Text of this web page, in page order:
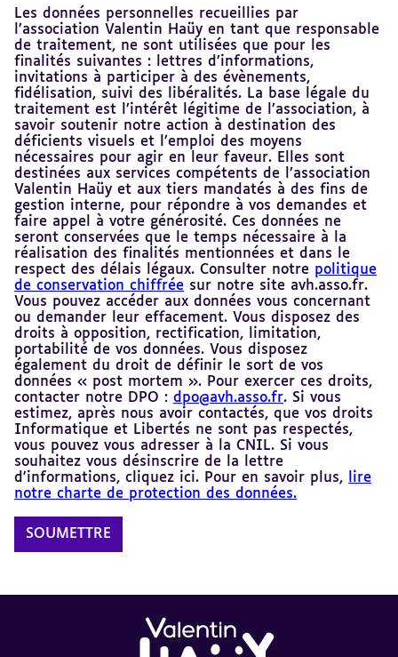
Les données personnelles recueillies par
l’association Valentin Haüy en tant que responsable
de traitement, ne sont utilisées que pour les
finalités suivantes : lettres d’informations,
invitations à participer à des évènements,
fidélisation, suivi des libéralités. La base légale du
traitement est l’intérêt légitime de l’association, à
savoir soutenir notre action à destination des
déficients visuels et l’emploi des moyens
nécessaires pour agir en leur faveur. Elles sont
destinées aux services compétents de l’association
Valentin Haüy et aux tiers mandatés à des fins de
gestion interne, pour répondre à vos demandes et
faire appel à votre générosité. Ces données ne
seront conservées que le temps nécessaire à la
réalisation des finalités mentionnées et dans le
respect des délais légaux. Consulter notre politique
de conservation chiffrée sur notre site avh.asso.fr.
Vous pouvez accéder aux données vous concernant
ou demander leur effacement. Vous disposez des
droits à opposition, rectification, limitation,
portabilité de vos données. Vous disposez
également du droit de définir le sort de vos
données « post mortem ». Pour exercer ces droits,
contacter notre DPO : dpo@avh.asso.fr. Si vous
estimez, après nous avoir contactés, que vos droits
Informatique et Libertés ne sont pas respectés,
vous pouvez vous adresser à la CNIL. Si vous
souhaitez vous désinscrire de la lettre
d'informations, cliquez ici. Pour en savoir plus,
lire
notre charte de protection des données.